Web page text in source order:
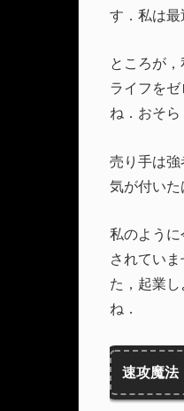
す．私は最
ところが
ライフを
ね．おそら
売り手は
気が付いた
私のよう
されてい
た，起業
ね．
速攻魔法